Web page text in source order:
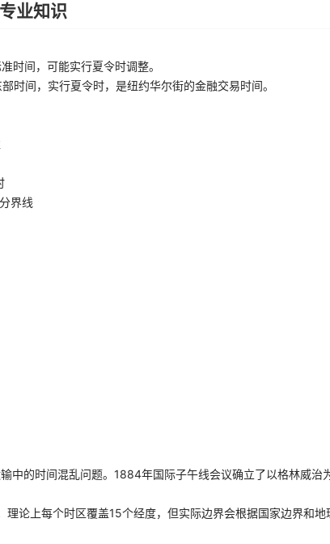
业知识
时间，可能实行夏令时调整。
时间，实行夏令时，是纽约华尔街的金融交易时间。
界线
中的时间混乱问题。1884年国际子午线会议确立了以格林威治
论上每个时区覆盖15个经度，但实际边界会根据国家边界和地